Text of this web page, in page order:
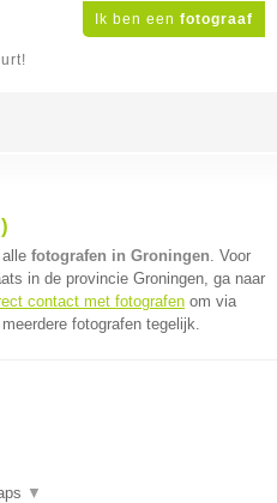
Ik ben een fotograaf
fotografen in Groningen. Voor
in de provincie Groningen, ga naar
contact met fotografen om via
fotografen tegelijk.
▼